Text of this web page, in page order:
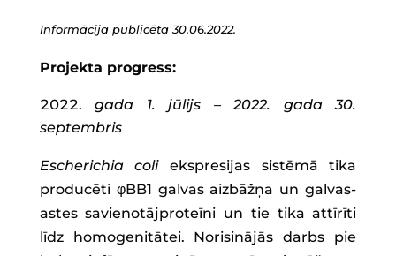
Informācija publicēta 30.06.2022.
Projekta progress:
gada 1. jūlijs – 2022. gada 30.
septembris
Escherichia coliekspresijas sistēmā tika
producēti φBB1 galvas aizbāžņa un galvas-
astes savienotājproteīni un tie tika attīrīti
līdz homogenitātei. Norisinājās darbs pie